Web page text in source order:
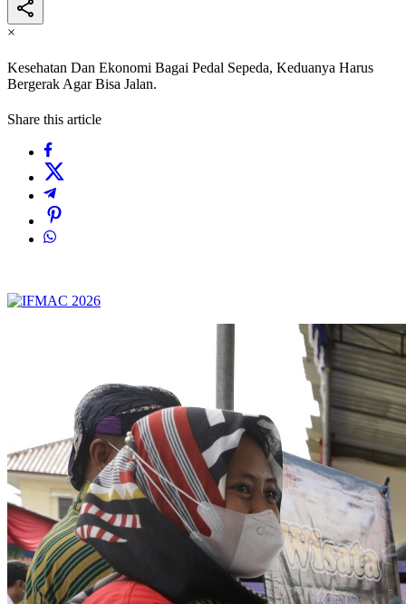
×
Kesehatan Dan Ekonomi Bagai Pedal Sepeda, Keduanya Harus
Bergerak Agar Bisa Jalan.
Share this article